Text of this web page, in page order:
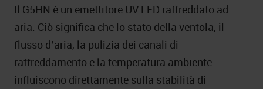
Il G5HN è un emettitore UV LED raffreddato ad
aria. Ciò significa che lo stato della ventola, il
flusso d’aria, la pulizia dei canali di
raffreddamento e la temperatura ambiente
influiscono direttamente sulla stabilità di